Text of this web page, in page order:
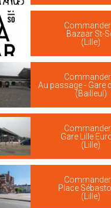
Bazaar St-
(Lille)
Au passage - Gare
(Bailleul)
Gare Lille
(Lille)
Place
(Lille)